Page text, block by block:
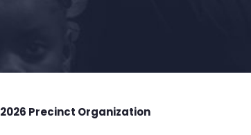
2026 Precinct Organization